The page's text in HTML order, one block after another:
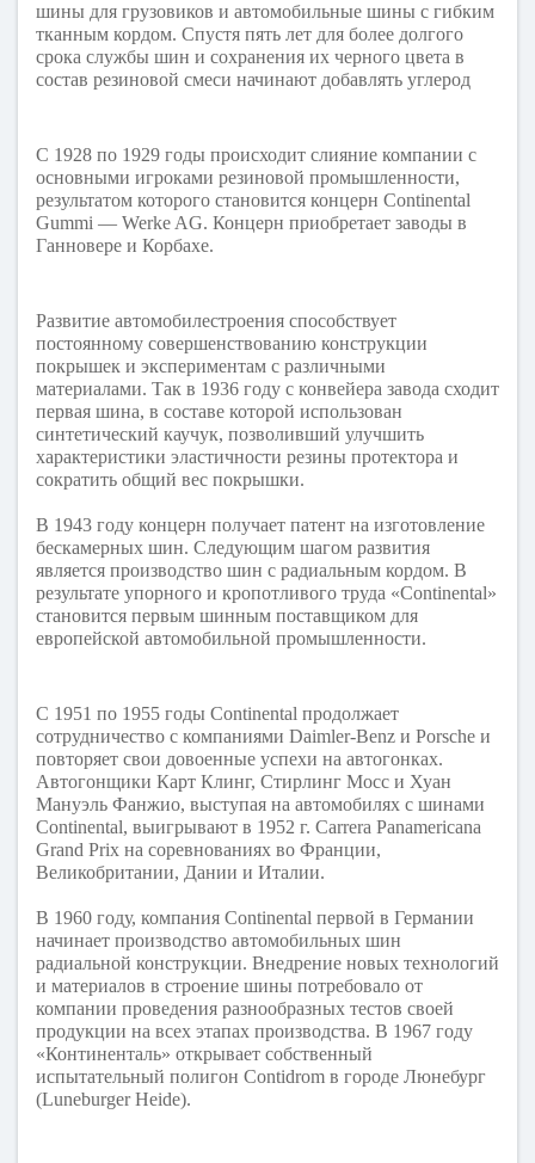
шины для грузовиков и автомобильные шины с гибким
тканным кордом. Спустя пять лет для более долгого
срока службы шин и сохранения их черного цвета в
состав резиновой смеси начинают добавлять углерод
С 1928 по 1929 годы происходит слияние компании с
основными игроками резиновой промышленности,
результатом которого становится концерн Continental
Gummi — Werke AG. Концерн приобретает заводы в
Ганновере и Корбахе.
Развитие автомобилестроения способствует
постоянному совершенствованию конструкции
покрышек и экспериментам с различными
материалами. Так в 1936 году с конвейера завода сходит
первая шина, в составе которой использован
синтетический каучук, позволивший улучшить
характеристики эластичности резины протектора и
сократить общий вес покрышки.
В 1943 году концерн получает патент на изготовление
бескамерных шин. Следующим шагом развития
является производство шин с радиальным кордом. В
результате упорного и кропотливого труда «Continental»
становится первым шинным поставщиком для
европейской автомобильной промышленности.
С 1951 по 1955 годы Continental продолжает
сотрудничество с компаниями Daimler-Benz и Porsche и
повторяет свои довоенные успехи на автогонках.
Автогонщики Карт Клинг, Стирлинг Мосс и Хуан
Мануэль Фанжио, выступая на автомобилях с шинами
Continental, выигрывают в 1952 г. Carrera Panamericana
Grand Prix на соревнованиях во Франции,
Великобритании, Дании и Италии.
В 1960 году, компания Continental первой в Германии
начинает производство автомобильных шин
радиальной конструкции. Внедрение новых технологий
и материалов в строение шины потребовало от
компании проведения разнообразных тестов своей
продукции на всех этапах производства. В 1967 году
«Континенталь» открывает собственный
испытательный полигон Contidrom в городе Люнебург
(Luneburger Heide).